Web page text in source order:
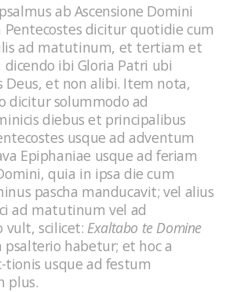
ab Ascensione Domini
Pentecostes dicitur quotidie cum
ad matutinum, et tertiam et
ibi Gloria Patri ubi
et non alibi. Item nota,
dicitur solummodo ad
diebus et principalibus
usque ad adventum
Epiphaniae usque ad feriam
quia in ipsa die cum
pascha manducavit; vel alius
ad matutinum vel ad
vult, scilicet: Exaltabo te Domine
psalterio habetur; et hoc a
tionis usque ad festum
plus.